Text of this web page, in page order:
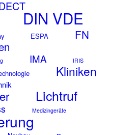
DIN VDE
ESPA
FN
IMA
IRIS
Kliniken
Lichtruf
Medizingeräte